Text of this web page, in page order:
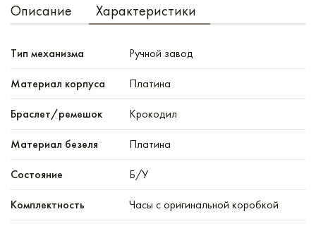
Описание Характеристики
Тип механизма Ручной завод
Материал корпуса Платина
Браслет/ремешок Крокодил
Материал безеля Платина
Состояние Б/У
Комплектность Часы с оригинальной коробкой